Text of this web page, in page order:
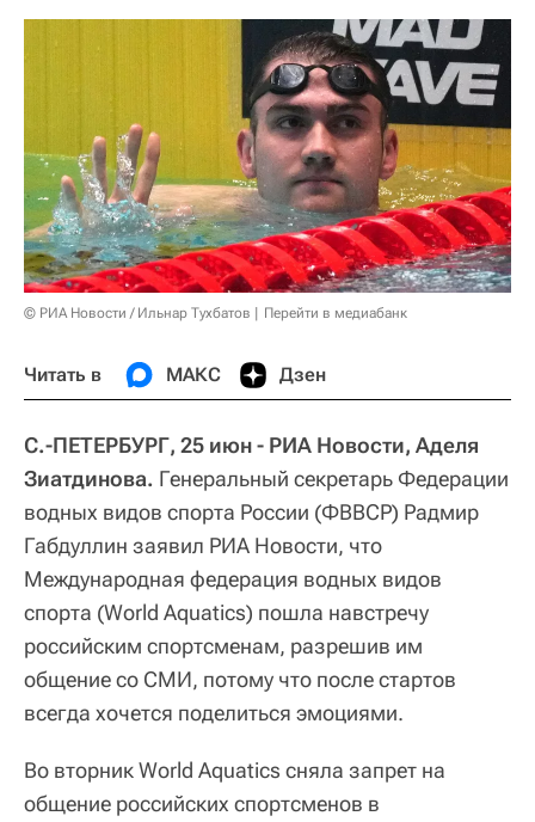
© РИА Новости / Ильнар Тухбатов Перейти в медиабанк
Читать в МАКС Дзен
С.-ПЕТЕРБУРГ, 25 июн - РИА Новости, Аделя
Зиатдинова. Генеральный секретарь Федерации
водных видов спорта России (ФВВСР) Радмир
Габдуллин заявил РИА Новости, что
Международная федерация водных видов
спорта (World Aquatics) пошла навстречу
российским спортсменам, разрешив им
общение со СМИ, потому что после стартов
всегда хочется поделиться эмоциями.
Во вторник World Aquatics сняла запрет на
общение российских спортсменов в